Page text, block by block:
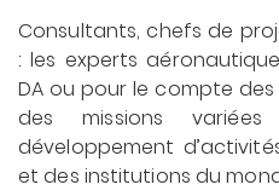
Consultants, chefs de
: les experts
DA ou pour le compte des
des missions
développement
et des institutions du